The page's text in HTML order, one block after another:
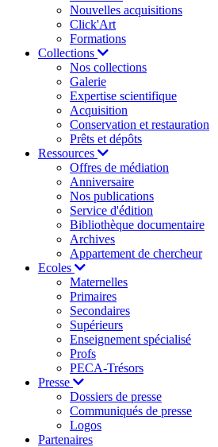
Nouvelles acquisitions
Click'Art
Formations
Collections
Nos collections
Galerie
Expertise scientifique
Acquisition
Conservation et restauration
Prêts et dépôts
Ressources
Offres de médiation
Anniversaire
Nos publications
Service d'édition
Bibliothèque documentaire
Archives
Appartement de chercheur
Ecoles
Maternelles
Primaires
Secondaires
Supérieurs
Enseignement spécialisé
Profs
PECA-Trésors
Presse
Dossiers de presse
Communiqués de presse
Logos
Partenaires